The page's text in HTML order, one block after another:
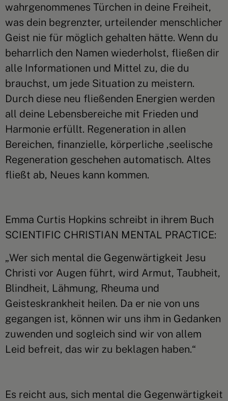
wahrgenommenes Türchen in deine Freiheit,
was dein begrenzter, urteilender menschlicher
Geist nie für möglich gehalten hätte. Wenn du
beharrlich den Namen wiederholst, fließen dir
alle Informationen und Mittel zu, die du
brauchst, um jede Situation zu meistern.
Durch diese neu fließenden Energien werden
all deine Lebensbereiche mit Frieden und
Harmonie erfüllt. Regeneration in allen
Bereichen, finanzielle, körperliche ,seelische
Regeneration geschehen automatisch. Altes
fließt ab, Neues kann kommen.
Emma Curtis Hopkins schreibt in ihrem Buch
SCIENTIFIC CHRISTIAN MENTAL PRACTICE:
„Wer sich mental die Gegenwärtigkeit Jesu
Christi vor Augen führt, wird Armut, Taubheit,
Blindheit, Lähmung, Rheuma und
Geisteskrankheit heilen. Da er nie von uns
gegangen ist, können wir uns ihm in Gedanken
zuwenden und sogleich sind wir von allem
Leid befreit, das wir zu beklagen haben.“
Es reicht aus, sich mental die Gegenwärtigkeit